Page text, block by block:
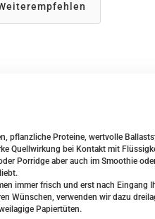
pflanzliche Proteine, wertvolle
Quellwirkung bei Kontakt mit
Porridge aber auch im Smoothie
immer frisch und erst nach Eingang
Wünschen, verwenden wir dazu
Papiertüten.